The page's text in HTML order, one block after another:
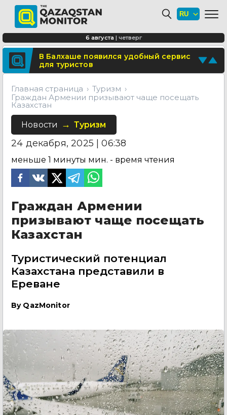
Поделитесь новостью
Отправьте свои новости и события
6 августа | четверг
Где в Алматы появятся новые школы
и детские сады
В Туркестане построят новый центр
медицинского туризма
В Балхаше появился удобный сервис
для туристов
Главная страница
Туризм
Граждан Армении призывают чаще посещать
Казахстан
Новости Туризм
24 декабря, 2025 | 06:38
меньше 1 минуты мин. - время чтения
Граждан Армении
призывают чаще посещать
Казахстан
Туристический потенциал
Казахстана представили в
Ереване
By QazMonitor